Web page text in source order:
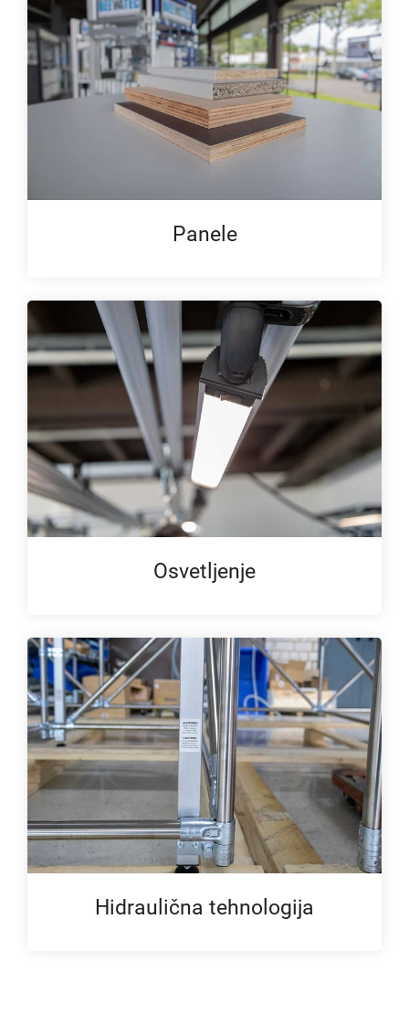
Panele
Osvetljenje
Hidraulična tehnologija